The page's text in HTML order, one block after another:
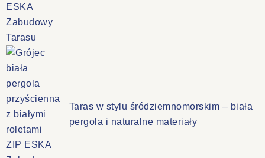
Taras w stylu śródziemnomorskim – biała
pergola i naturalne materiały